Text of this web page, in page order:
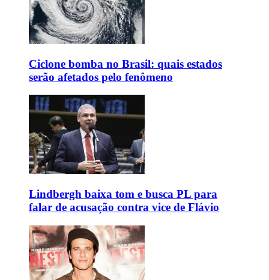
Ciclone bomba no Brasil: quais estados
serão afetados pelo fenômeno
Lindbergh baixa tom e busca PL para
falar de acusação contra vice de Flávio